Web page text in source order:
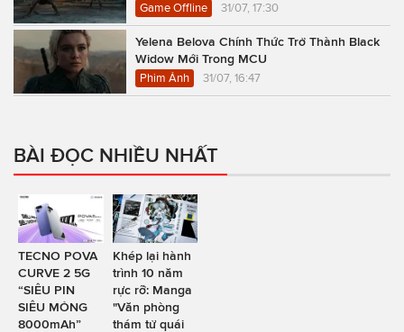
Game Offline 31/07, 17:30
Yelena Belova Chính Thức Trở Thành Black
Widow Mới Trong MCU
Phim Ảnh 31/07, 16:47
BÀI ĐỌC NHIỀU NHẤT
TECNO POVA
CURVE 2 5G
“SIÊU PIN
SIÊU MỎNG
8000mAh”
Khép lại hành
trình 10 năm
rực rỡ: Manga
"Văn phòng
thám tử quái